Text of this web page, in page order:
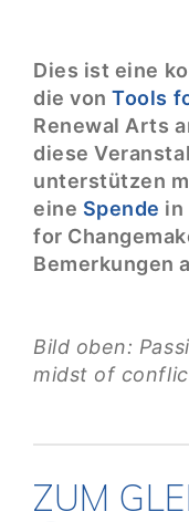
Dies ist eine
die vonTools
Renewal Arts
diese
unterstützen
eine Spende in
for
Bemerkungen
Bild oben:
midst of
ZUM